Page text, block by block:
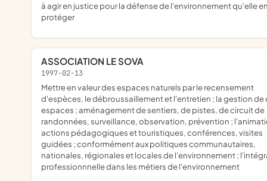
à agir en justice pour la défense de l'environnement qu'elle
protéger
ASSOCIATION LE SOVA
1997-02-13
mettre en valeur des espaces naturels par le recensement
d'espèces, le débroussaillement et l'entretien ; la gestion de
espaces ; aménagement de sentiers, de pistes, de circuit de
randonnées, surveillance, observation, prévention ;
actions pédagogiques et touristiques, conférences, visites
guidées ; conformément aux politiques communautaires,
nationales, régionales et locales de l'environnement ;
professionnnelle dans les métiers de l'environnement